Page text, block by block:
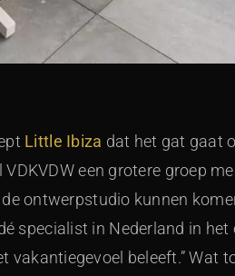
Little Ibiza dat het gat gaat
een grotere groep
ontwerpstudio kunnen
specialist in Nederland in
vakantiegevoel beleeft.” Wat